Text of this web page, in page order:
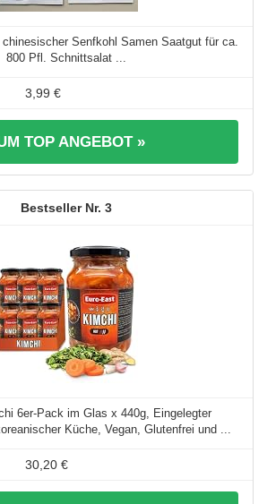
Senfkohl Samen Saatgut für ca.
800 Pfl. Schnittsalat ...
3,99 €
TOP ANGEBOT »
3
6er-Pack im Glas x 440g, Eingelegter
Küche, Vegan, Glutenfrei und ...
30,20 €